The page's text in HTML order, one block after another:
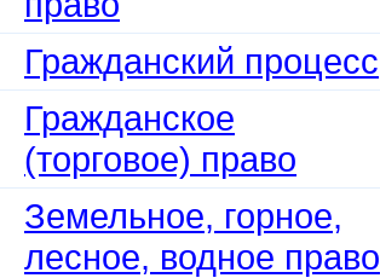
Гражданский процесс
Гражданское
(торговое) право
Земельное, горное,
лесное, водное право